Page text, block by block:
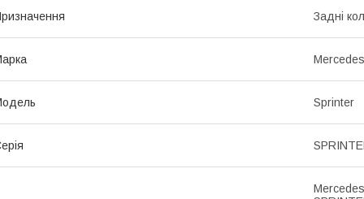
Задні
Sprinter